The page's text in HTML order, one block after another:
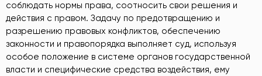
соблюдать нормы права, соотносить свои решения и
действия с правом. Задачу по предотвращению и
разрешению правовых конфликтов, обеспечению
законности и правопорядка выполняет суд, используя
особое положение в системе органов государственной
власти и специфические средства воздействия, ему